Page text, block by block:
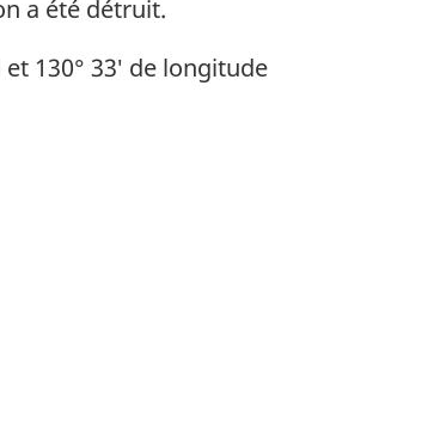
a été détruit.
130° 33′ de longitude